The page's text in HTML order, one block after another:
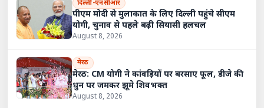
दिल्ली-एनसीआर
पीएम मोदी से मुलाकात के लिए दिल्ली पहुंचे सीएम
योगी, चुनाव से पहले बढ़ी सियासी हलचल
August 8, 2026
मेरठ
मेरठ: CM योगी ने कांवड़ियों पर बरसाए फूल, डीजे की
धुन पर जमकर झूमे शिवभक्त
August 8, 2026